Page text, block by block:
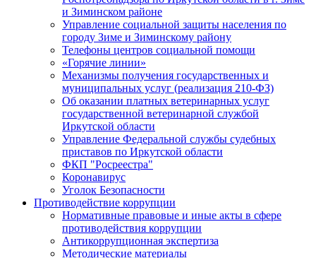
и Зиминском районе
Управление социальной защиты населения по
городу Зиме и Зиминскому району
Телефоны центров социальной помощи
«Горячие линии»
Механизмы получения государственных и
муниципальных услуг (реализация 210-ФЗ)
Об оказании платных ветеринарных услуг
государственной ветеринарной службой
Иркутской области
Управление Федеральной службы судебных
приставов по Иркутской области
ФКП "Росреестра"
Коронавирус
Уголок Безопасности
Противодействие коррупции
Нормативные правовые и иные акты в сфере
противодействия коррупции
Антикоррупционная экспертиза
Методические материалы